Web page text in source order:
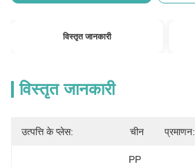
विस्तृत जानकारी
विस्तृत जानकारी
उत्पत्ति के प्लेस: चीन प्रमाणन:
PP